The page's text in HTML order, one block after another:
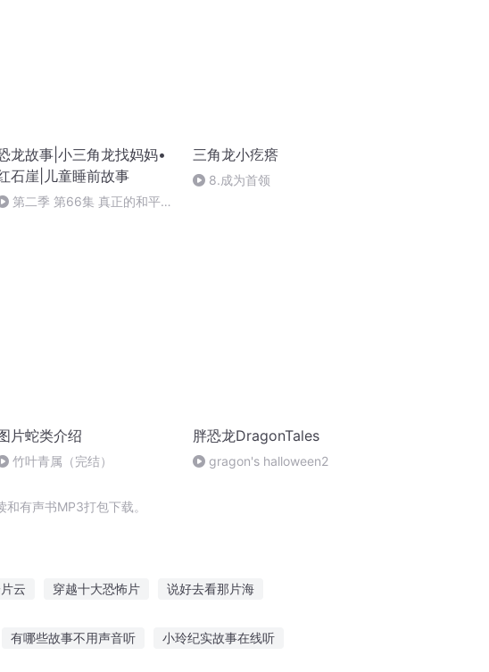
龙故事|小三角龙找妈妈•
石崖|儿童睡前故事
第二季 第66集 真正的和平
三角龙小疙瘩
8.成为首领
片蛇类介绍
竹叶青属（完结）
胖恐龙DragonTales
gragon's halloween2
有声书MP3打包下载。
云 穿越十大恐怖片 说好去看那片海
有哪些故事不用声音听 小玲纪实故事在线听